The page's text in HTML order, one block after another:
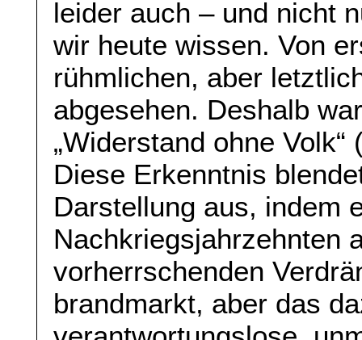
leider auch – und nicht
wir heute wissen. Von
rühmlichen, aber
abgesehen. Deshalb
„Widerstand ohne
Diese Erkenntnis
Darstellung aus, indem
Nachkriegsjahrzehnten
vorherrschenden
brandmarkt, aber das